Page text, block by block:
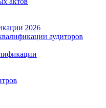
2026
аудиторов